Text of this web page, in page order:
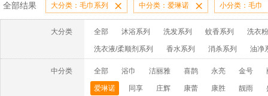
全部结果 大分类：毛巾系列  中分类：爱琳诺  小分类：毛巾
大分类 全部 沐浴系列 洗发系列 蚊香系列 洗衣
洗衣液/柔顺剂系列 香水系列 消杀系列 油净
啫喱膏/水系列 厨房油污系列 玻璃/地板/清洁系
牙膏系列 牙刷系列 固发定型系列 染发系列
中分类 全部 浴巾 洁丽雅 喜鹊 永亮 金号
爱琳诺 同享 庄辉 康蕾 康胜 靓雨